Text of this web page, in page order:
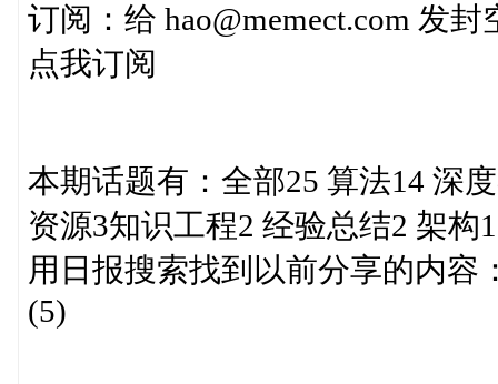
订阅：给 hao@memect.com 发
点我订阅
本期话题有：全部25 算法14 深
资源3知识工程2 经验总结2 架构1
用日报搜索找到以前分享的内容
(5)